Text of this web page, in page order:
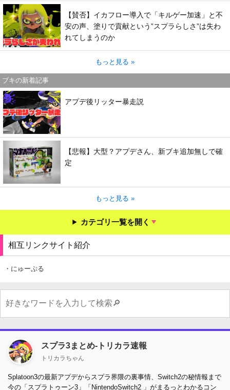
【賛否】イカフロー導入で「キルゲー加速」と不
安の声、塗りで貢献という”スプラらしさ”は失わ
れてしまうのか
もっと見る »
ブキの新着記事
アプデ後リッター暴走説
【悲報】大型？アプデさん、新ブキ追加無しで確
定
もっと見る »
カテゴリ一覧を開く
相互リンクサイト紹介
・にゅーぷる
スプラ3まとめ-トリカラ速報
トリカラちゃん
Splatoon3の最新アプデからスプラ界隈の裏事情、Switch2の秘情報まで
今の「スプラトゥーン3」「NintendoSwitch2 」がまるっとわかるコン